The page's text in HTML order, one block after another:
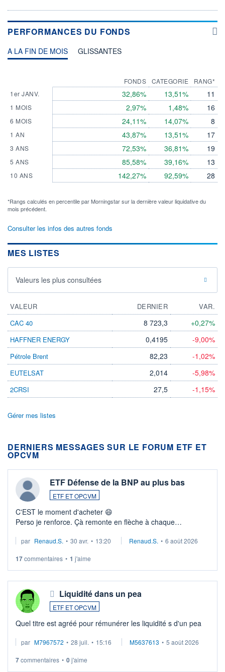
PERFORMANCES DU FONDS
A LA FIN DE MOIS GLISSANTES
1er JANV.
1 MOIS
6 MOIS
1 AN
3 ANS
5 ANS
10 ANS
FONDS
32,86%
2,97%
24,11%
43,87%
72,53%
85,58%
142,27%
CATEGORIE
13,51%
1,48%
14,07%
13,51%
36,81%
39,16%
92,59%
RANG*
11
16
8
17
19
13
28
*Rangs calculés en percentile par Morningstar sur la dernière valeur liquidative du
mois précédent.
Consulter les infos des autres fonds
MES LISTES
Valeurs les plus consultées
VALEUR DERNIER
VAR.
CAC 40
8 723,3 +0,27%
HAFFNER ENERGY 0,4195 -9,00%
Pétrole Brent 82,23 -1,02%
EUTELSAT 2,014 -5,98%
2CRSI 27,5 -1,15%
Gérer mes listes
DERNIERS MESSAGES SUR LE FORUM ETF ET
OPCVM
ETF Défense de la BNP au plus bas
ETF ET OPCVM
C'EST le moment d'acheter 😄​
Perso je renforce. Çà remonte en flèche à chaque
Investissement long terme tip top pour sa retraite.
par Renaud.S. • 30 avr. • 13:20 Renaud.S. • 6 août 2026
17commentaires • 1 j'aime
Liquidité dans un pea
ETF ET OPCVM
Quel titre est agréé pour rémunérer les liquidité s d'un pea
par M7967572 • 28 juil. • 15:16 M5637613 • 5 août 2026
7commentaires • 0j'aime